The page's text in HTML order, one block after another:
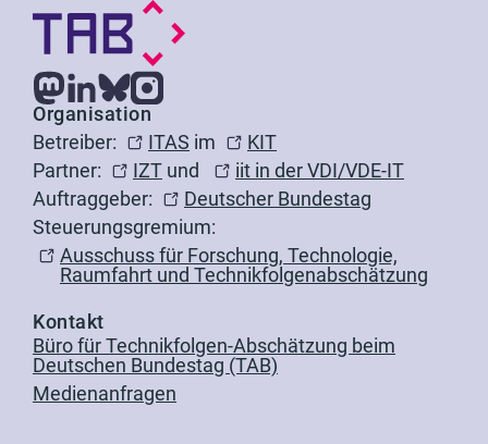
Organisation
Betreiber:
ITAS im
KIT
Partner:
IZT und
iit in der VDI/VDE-IT
Auftraggeber:
Deutscher Bundestag
Steuerungsgremium:
Ausschuss für Forschung, Technologie,
Raumfahrt und Technikfolgenabschätzung
Kontakt
Büro für Technikfolgen-Abschätzung beim
Deutschen Bundestag (TAB)
Medienanfragen